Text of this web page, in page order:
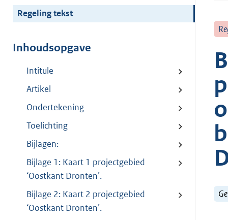
Regeling tekst
Inhoudsopgave
Intitule
Artikel
Ondertekening
Toelichting
Bijlagen:
Bijlage 1: Kaart 1 projectgebied
‘Oostkant Dronten’.
Bijlage 2: Kaart 2 projectgebied
‘Oostkant Dronten’.